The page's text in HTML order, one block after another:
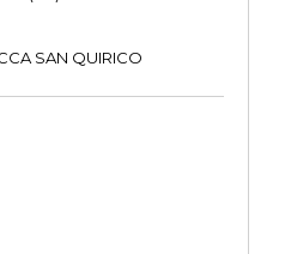
SAN QUIRICO